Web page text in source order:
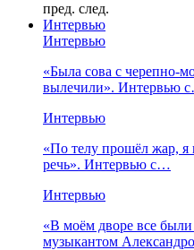
пред. след.
Интервью
Интервью
«Была сова с черепно-
вылечили». Интервью
Интервью
«По телу прошёл жар, я
речь». Интервью с…
Интервью
«В моём дворе все
музыкантом